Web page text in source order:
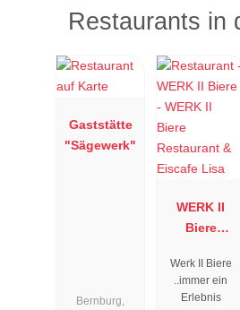
Restaurants in
Gaststätte
"Sägewerk"
Bernburg,
WERK II
Biere
& Eiscafe
Werk II Biere
..immer ein
Erlebnis